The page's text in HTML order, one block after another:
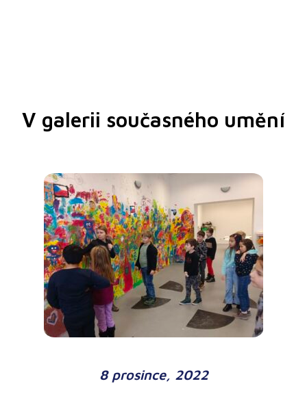
V galerii současného umění
8 prosince, 2022